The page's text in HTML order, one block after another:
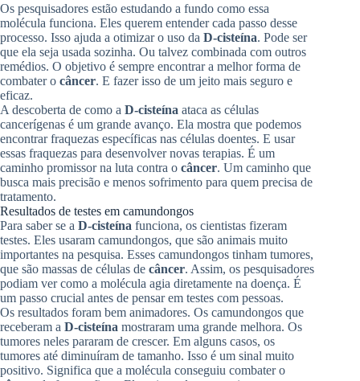
Os pesquisadores estão estudando a fundo como essa
molécula funciona. Eles querem entender cada passo desse
processo. Isso ajuda a otimizar o uso da D-cisteína. Pode ser
que ela seja usada sozinha. Ou talvez combinada com outros
remédios. O objetivo é sempre encontrar a melhor forma de
combater o câncer. E fazer isso de um jeito mais seguro e
eficaz.
A descoberta de como a D-cisteína ataca as células
cancerígenas é um grande avanço. Ela mostra que podemos
encontrar fraquezas específicas nas células doentes. E usar
essas fraquezas para desenvolver novas terapias. É um
caminho promissor na luta contra o câncer. Um caminho que
busca mais precisão e menos sofrimento para quem precisa de
tratamento.
Resultados de testes em camundongos
Para saber se a D-cisteína funciona, os cientistas fizeram
testes. Eles usaram camundongos, que são animais muito
importantes na pesquisa. Esses camundongos tinham tumores,
que são massas de células de câncer. Assim, os pesquisadores
podiam ver como a molécula agia diretamente na doença. É
um passo crucial antes de pensar em testes com pessoas.
Os resultados foram bem animadores. Os camundongos que
receberam a D-cisteína mostraram uma grande melhora. Os
tumores neles pararam de crescer. Em alguns casos, os
tumores até diminuíram de tamanho. Isso é um sinal muito
positivo. Significa que a molécula conseguiu combater o